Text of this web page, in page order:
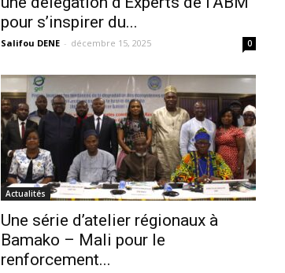
pour s’inspirer du...
Salifou DENE - décembre 15, 2025 0
Actualités
Une série d’atelier régionaux à
Bamako – Mali pour le
renforcement...